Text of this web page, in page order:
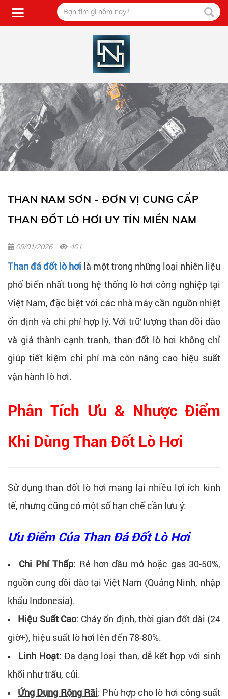
THAN NAM SƠN - ĐƠN VỊ CUNG CẤP
THAN ĐỐT LÒ HƠI UY TÍN MIỀN NAM
09/01/2026 401
Than đá đốt lò hơi là một trong những loại nhiên liệu
phổ biến nhất trong hệ thống lò hơi công nghiệp tại
Việt Nam, đặc biệt với các nhà máy cần nguồn nhiệt
ổn định và chi phí hợp lý. Với trữ lượng than dồi dào
và giá thành cạnh tranh, than đốt lò hơi không chỉ
giúp tiết kiệm chi phí mà còn nâng cao hiệu suất
vận hành lò hơi.
Phân Tích Ưu & Nhược Điểm
Khi Dùng Than Đốt Lò Hơi
Sử dụng than đốt lò hơi mang lại nhiều lợi ích kinh
tế, nhưng cũng có một số hạn chế cần lưu ý:
Ưu Điểm Của Than Đá Đốt Lò Hơi
Chi Phí Thấp: Rẻ hơn dầu mỏ hoặc gas 30-50%,
nguồn cung dồi dào tại Việt Nam (Quảng Ninh, nhập
khẩu Indonesia).
Hiệu Suất Cao: Cháy ổn định, thời gian đốt dài (24
giờ+), hiệu suất lò hơi lên đến 78-80%.
Linh Hoạt: Đa dạng loại than, dễ kết hợp với sinh
khối như trấu, củi.
Ứng Dụng Rộng Rãi: Phù hợp cho lò hơi công suất